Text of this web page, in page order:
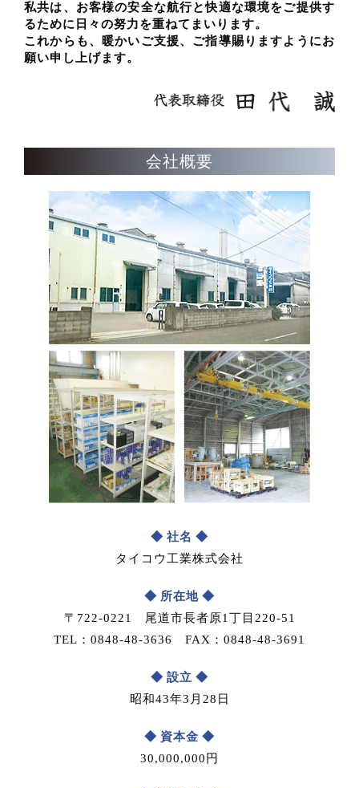
私共は、お客様の安全な航行と快適な環境をご提供す
るために 日々の努力を重ねてまいります。
これからも、暖かいご支援、ご指導賜りますようにお
願い申し上げます。
会社概要
社名
タイコウ工業株式会社
所在地
〒722-0221 尾道市長者原1丁目220-51
TEL：0848-48-3636 FAX：0848-48-3691
設立
昭和43年3月28日
資本金
30,000,000円